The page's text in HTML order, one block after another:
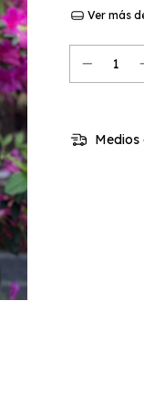
Ver más
Medios